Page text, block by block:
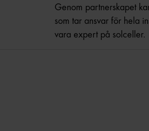
Genom partnerskapet
som tar ansvar för hela
vara expert på solceller.